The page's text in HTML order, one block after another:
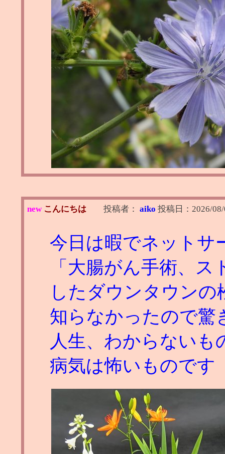
new こんにちは 投稿者： aiko 投稿日： 2026/
今日は暇でネットサ
「大腸がん手術、
したダウンタウンの
知らなかったので驚
人生、わからないも
病気は怖いものです